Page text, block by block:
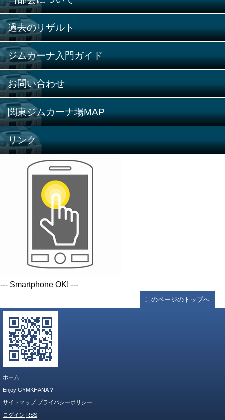
過去のリザルト
ジムカーナ入門ガイド
お問い合わせ
関東ジムカーナ場MAP
リンク
--- Smartphone OK! ---
このページのトップへ
ホーム
Enjoy GYMKHANA？
サイトマップ プライバシーポリシー
ログイン RSS